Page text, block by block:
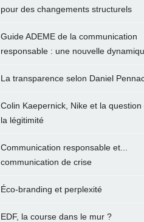
pour des changements structurels
Guide ADEME de la communication
responsable : une nouvelle
La transparence selon Daniel
Colin Kaepernick, Nike et la question
la légitimité
Communication responsable et...
communication de crise
Éco-branding et perplexité
EDF, la course dans le mur ?